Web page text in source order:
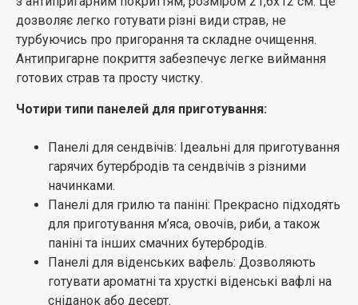
різноманітні смачні страви швидко та з комфортом.
Незалежно від того, чи це сендвічі на сніданок,
грильовані страви на обід, віденські вафлі на десерт
або печиво "горішки" для особливих випадків, цей
мультимейкер задовольнить всі ваші кулінарні
потреби.
дозволяє легко готувати різні види страв, не
турбуючись про пригорання та складне очищення.
Антипригарне покриття забезпечує легке виймання
готових страв та просту чистку.
Чотири типи панелей для приготування:
Панелі для сендвічів: Ідеальні для приготування
гарячих бутербродів та сендвічів з різними
начинками.
Панелі для грилю та паніні: Прекрасно підходять
для приготування м’яса, овочів, риби, а також
паніні та інших смачних бутербродів.
Панелі для віденських вафель: Дозволяють
готувати ароматні та хрусткі віденські вафлі на
сніданок або десерт.